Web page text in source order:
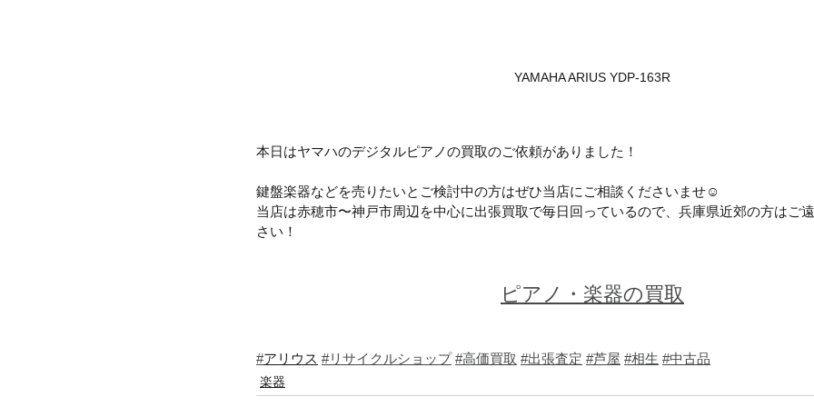
YAMAHA ARIUS YDP-163R
本日はヤマハのデジタルピアノの買取のご依頼がありました！
鍵盤楽器などを売りたいとご検討中の方はぜひ当店にご相談くださいませ☺
当店は赤穂市〜神戸市周辺を中心に出張買取で毎日回っているので、兵庫県近郊の方はご
さい！
ピアノ・楽器の買取
#アリウス #リサイクルショップ #高価買取 #出張査定 #芦屋 #相生 #中古品
楽器